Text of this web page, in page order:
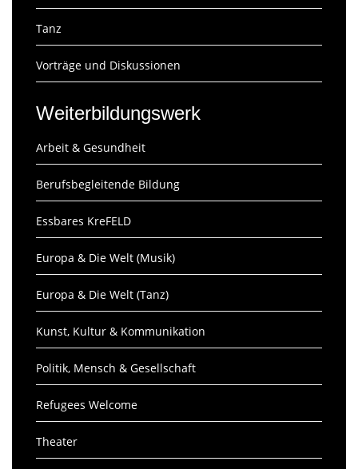
Tanz
Vorträge und Diskussionen
Weiterbildungswerk
Arbeit & Gesundheit
Berufsbegleitende Bildung
Essbares KreFELD
Europa & Die Welt (Musik)
Europa & Die Welt (Tanz)
Kunst, Kultur & Kommunikation
Politik, Mensch & Gesellschaft
Refugees Welcome
Theater